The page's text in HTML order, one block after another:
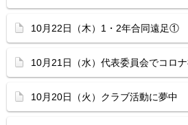
10月22日（木）1・2年合同遠足①
10月21日（水）代表委員会でコロ
10月20日（火）クラブ活動に夢中